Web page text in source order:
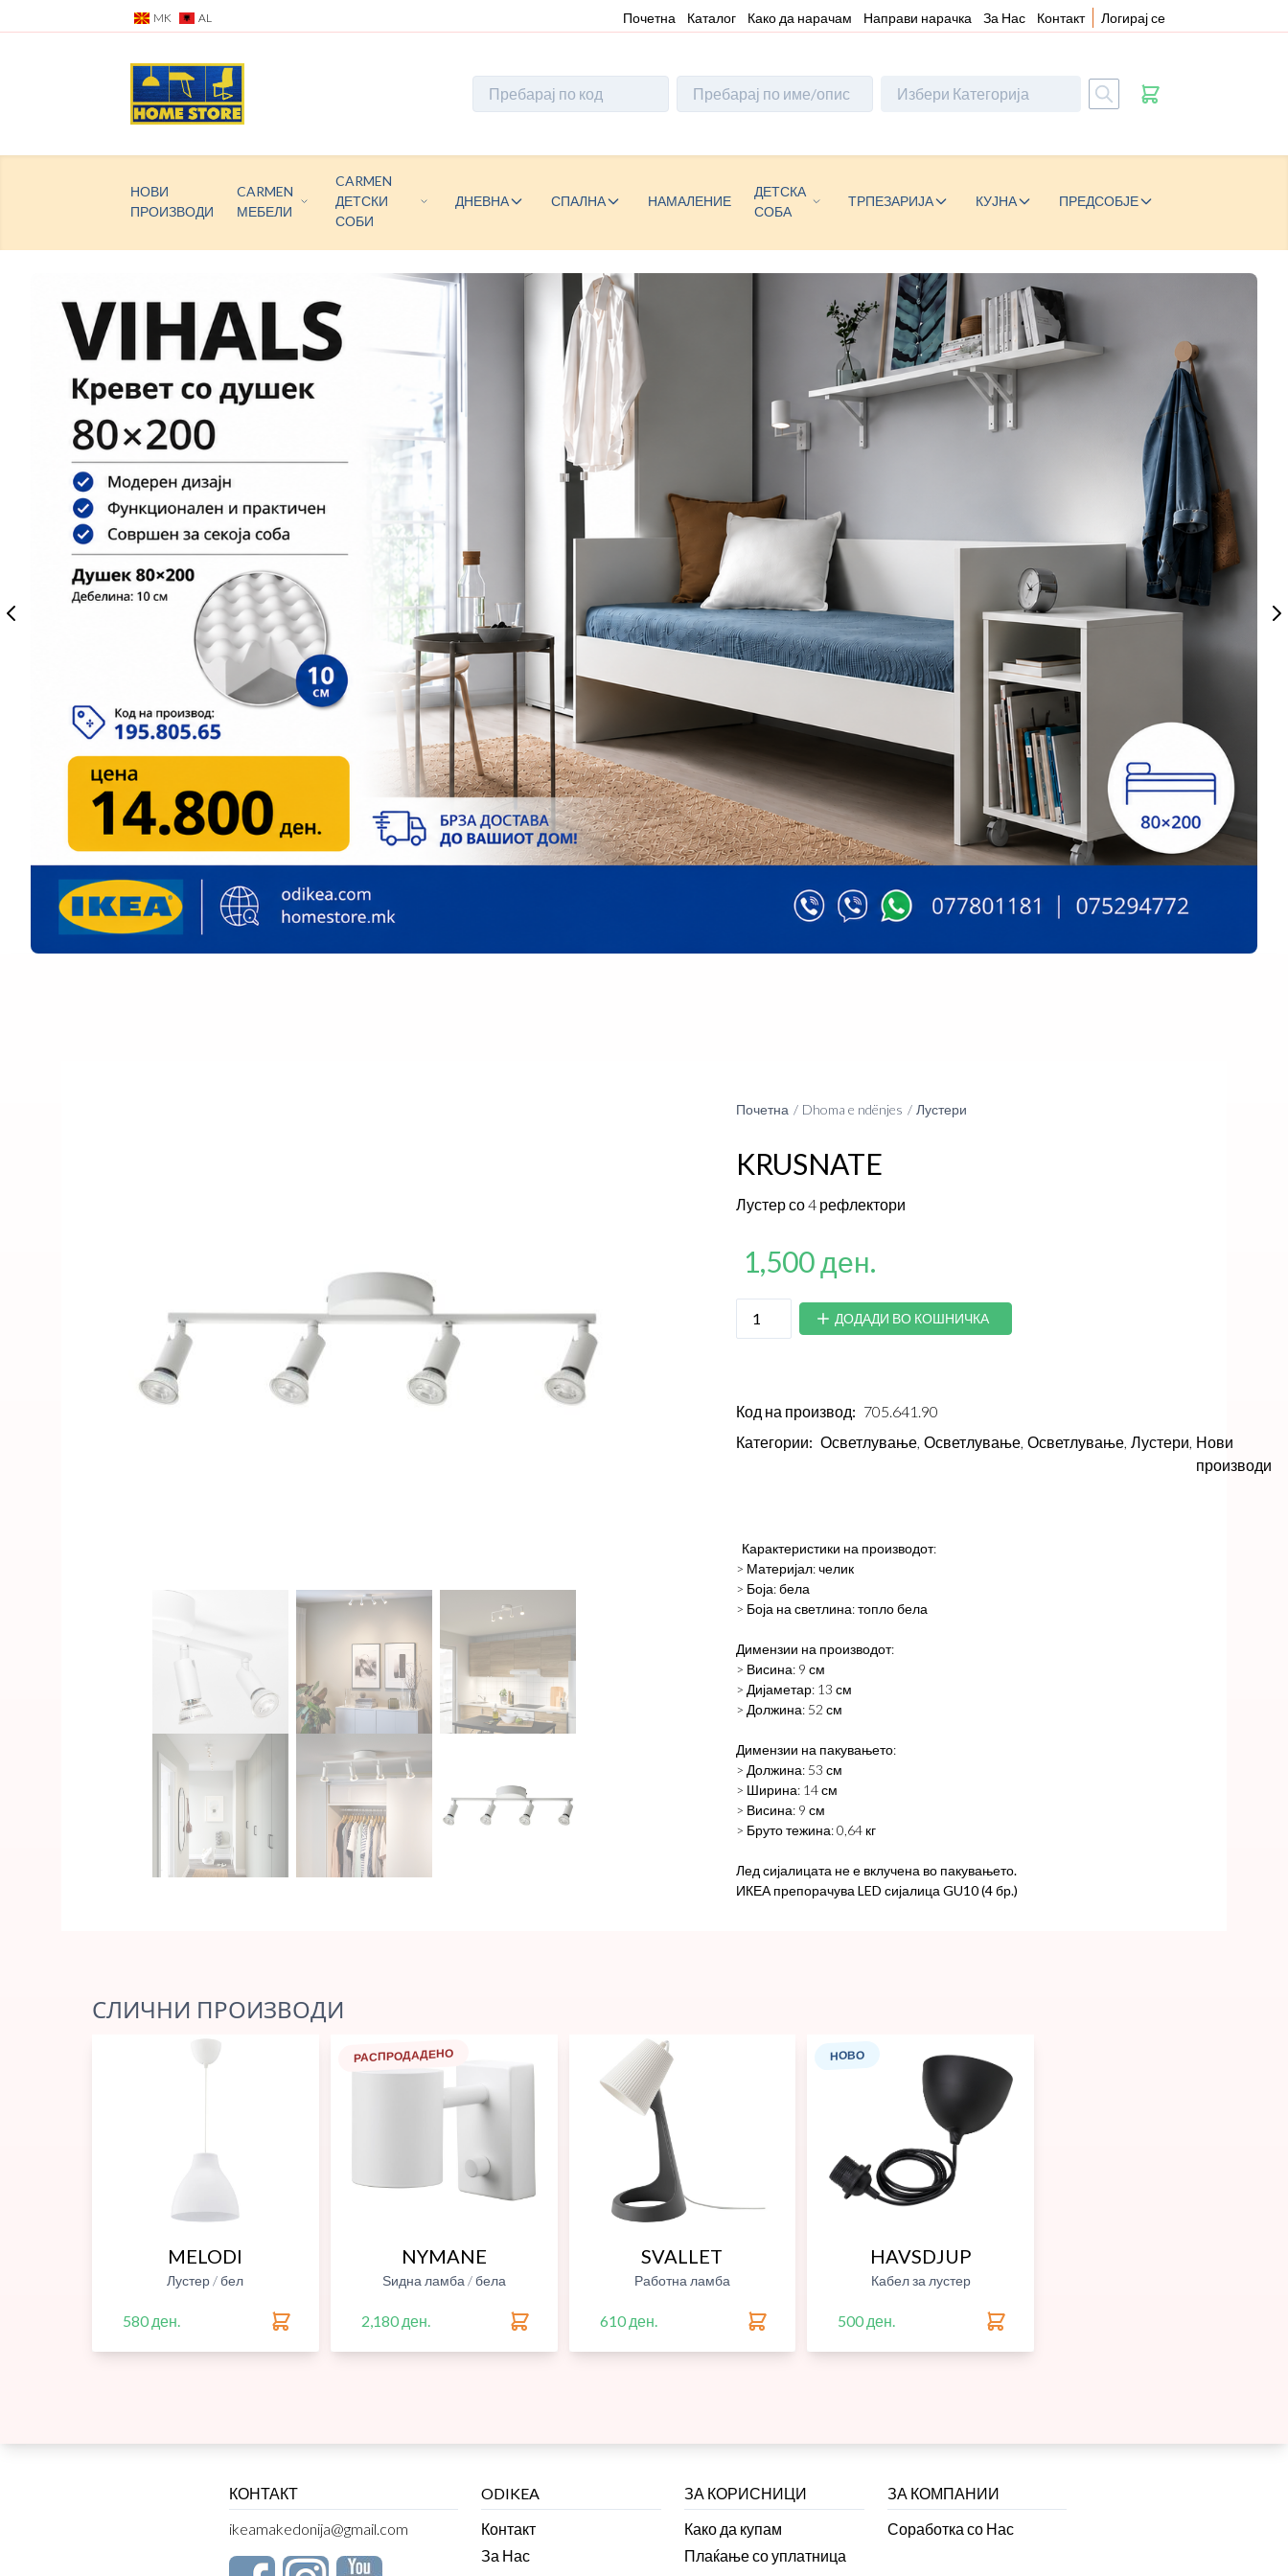
MK AL Почетна Каталог Како да нарачам Направи нарачка За Нас Контакт Логирај се
НОВИ
ПРОИЗВОДИ
CARMEN
МЕБЕЛИ
CARMEN
ДЕТСКИ
СОБИ
ДНЕВНА СПАЛНА НАМАЛЕНИЕ
ДЕТСКА
СОБА
ТРПЕЗАРИЈА КУЈНА ПРЕДСОБЈЕ
Почетна Dhoma e ndënjes Лустери
KRUSNATE
Лустер со 4 рефлектори
1,500 ден.
ДОДАДИ ВО КОШНИЧКА
Код на производ: 705.641.90
Категории: Осветлување, Осветлување, Осветлување, Лустери, Нови
производи
Карактеристики на производот:
> Материјал: челик
> Боја: бела
> Боја на светлина: топло бела
Димензии на производот:
> Висина: 9 см
> Дијаметар: 13 см
> Должина: 52 см
Димензии на пакувањето:
> Должина: 53 см
> Ширина: 14 см
> Висина: 9 см
> Бруто тежина: 0,64 кг
Лед сијалицата не е вклучена во пакувањето.
ИКЕА препорачува LED сијалица GU10 (4 бр.)
СЛИЧНИ ПРОИЗВОДИ
MELODI
Лустер / бел
580 ден.
РАСПРОДАДЕНО
NYMANE
Ѕидна ламба / бела
2,180 ден.
SVALLET
Работна ламба
610 ден.
НОВО
HAVSDJUP
Кабел за лустер
500 ден.
КОНТАКТ
ikeamakedonija@gmail.com
ODIKEA
Контакт
За Нас
ЗА КОРИСНИЦИ
Како да купам
Плаќање со уплатница
ЗА КОМПАНИИ
Соработка со Нас